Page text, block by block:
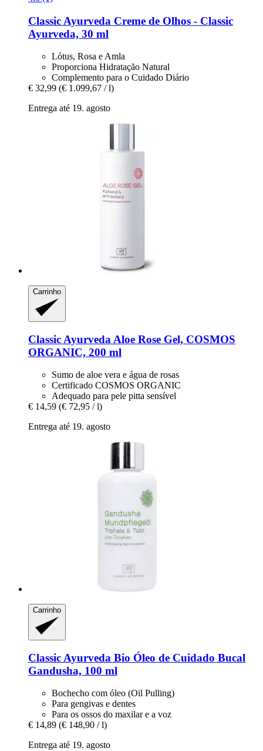
Classic Ayurveda Creme de Olhos -​ Classic
Ayurveda, 30 ml
Lótus, Rosa e Amla
Proporciona Hidratação Natural
Complemento para o Cuidado Diário
€ 32,99 (€ 1.099,67 / l)
Entrega até 19. agosto
Carrinho
Classic Ayurveda Aloe Rose Gel, COSMOS
ORGANIC, 200 ml
Sumo de aloe vera e água de rosas
Certificado COSMOS ORGANIC
Adequado para pele pitta sensível
€ 14,59 (€ 72,95 / l)
Entrega até 19. agosto
Carrinho
Classic Ayurveda Bio Óleo de Cuidado Bucal
Gandusha, 100 ml
Bochecho com óleo (Oil Pulling)
Para gengivas e dentes
Para os ossos do maxilar e a voz
€ 14,89 (€ 148,90 / l)
Entrega até 19. agosto